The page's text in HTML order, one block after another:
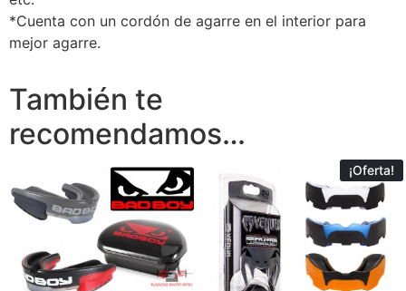
*Cuenta con un cordón de agarre en el interior para
mejor agarre.
También te
recomendamos…
¡Oferta!